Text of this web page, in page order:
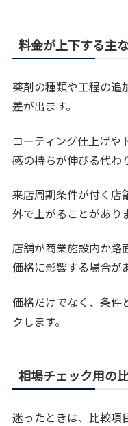
料金が上下する主
薬剤の種類や工程の追
差が出ます。
コーティング仕上げや
感の持ちが伸びる代わ
来店周期条件が付く店
外で上がることがあり
店舗が商業施設内か路
価格に影響する場合が
価格だけでなく、条件
クします。
相場チェック用の
迷ったときは、比較項